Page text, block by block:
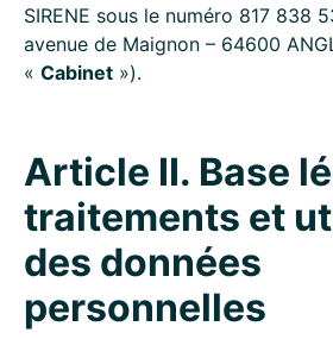
SIRENE sous le numéro 817 838
avenue de Maignon – 64600
« Cabinet »).
Article II. Base
traitements et
des données
personnelles